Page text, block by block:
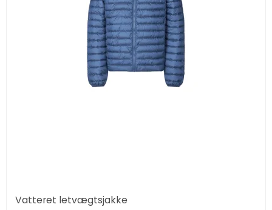
Vatteret letvægtsjakke